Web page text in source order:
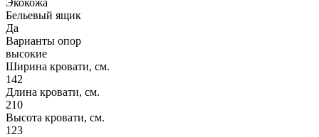
Бельевый ящик
Да
Варианты опор
высокие
Ширина кровати, см.
142
Длина кровати, см.
210
Высота кровати, см.
123